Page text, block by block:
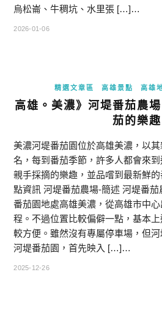
烏松崙、牛稠坑、水里張 […]…
2026-01-06
精選文章區 高雄景點 高雄
高雄。美濃》河堤番茄農
茄的樂趣
美濃河堤番茄園位於高雄美濃，以
名，每到番茄季節，許多人都會來
親手採摘的樂趣，並品嚐到最新鮮
點資訊 河堤番茄農場-簡述 河堤番
番茄園地處高雄美濃，從高雄市中
程。不過位置比較偏僻一點，基本
較方便。雖然沒有專屬停車場，但
河堤番茄園，首先映入 […]…
2025-12-26